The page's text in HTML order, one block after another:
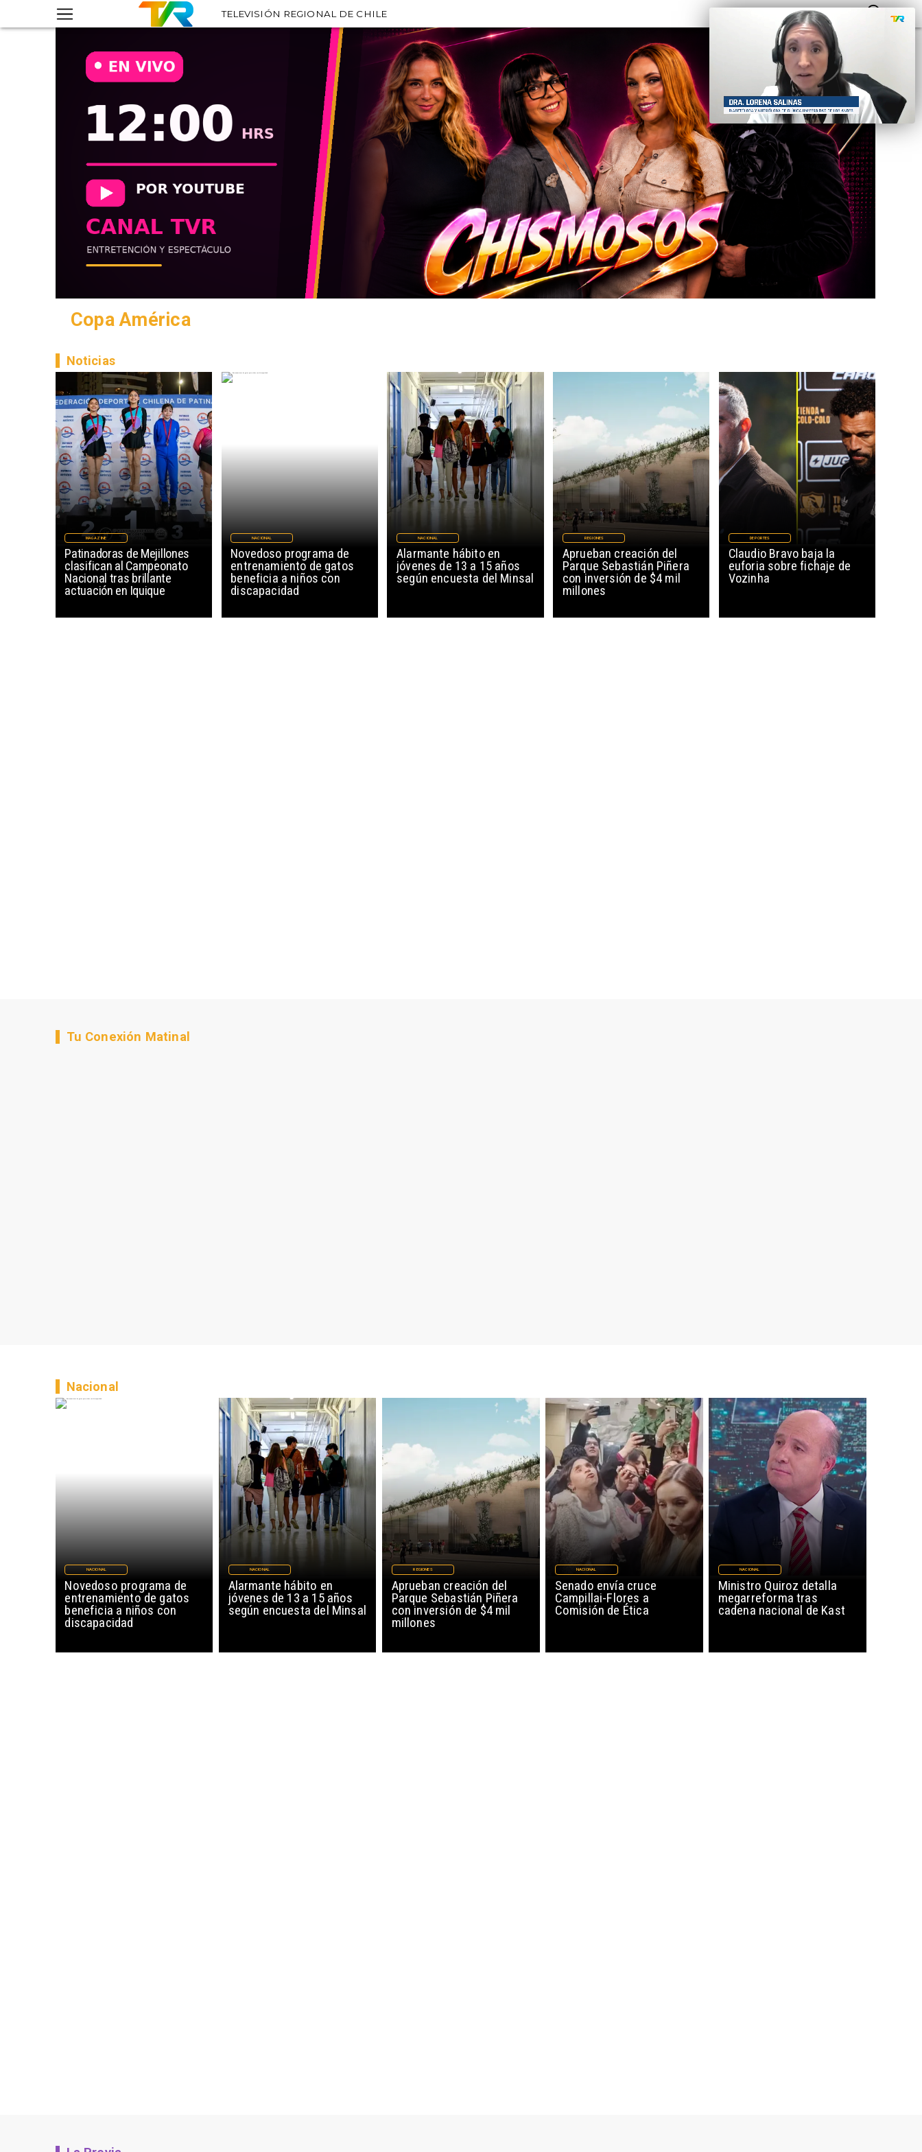
TELEVISIÓN REGIONAL DE CHILE
Copa América
Patinadoras de Mejillones
clasifican al Campeonato
Nacional tras brillante
actuación en Iquique
MAGAZINE
Noticias
Novedoso programa de
entrenamiento de gatos
beneficia a niños con
discapacidad
NACIONAL
Alarmante hábito en
jóvenes de 13 a 15 años
según encuesta del Minsal
NACIONAL
Aprueban creación del
Parque Sebastián Piñera
con inversión de $4 mil
millones
REGIONES
Claudio Bravo baja la
euforia sobre fichaje de
Vozinha
DEPORTES
Tu Conexión Matinal
Novedoso programa de
entrenamiento de gatos
beneficia a niños con
discapacidad
NACIONAL
Alarmante hábito en
jóvenes de 13 a 15 años
según encuesta del Minsal
NACIONAL
Aprueban creación del
Parque Sebastián Piñera
con inversión de $4 mil
millones
REGIONES
Senado envía cruce
Campillai-Flores a
Comisión de Ética
NACIONAL
Ministro Quiroz detalla
megarreforma tras
cadena nacional de Kast
NACIONAL
Nacional